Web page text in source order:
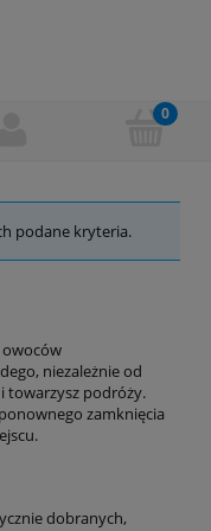
podane kryteria.
owoców
niezależnie od
towarzysz podróży.
zamknięcia
dobranych,